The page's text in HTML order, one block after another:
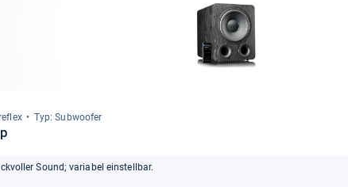
Typ: Sub­woofer
Sound; variabel einstellbar.